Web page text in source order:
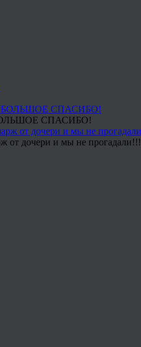
СПАСИБО!
от дочери и мы не прогадали!!!